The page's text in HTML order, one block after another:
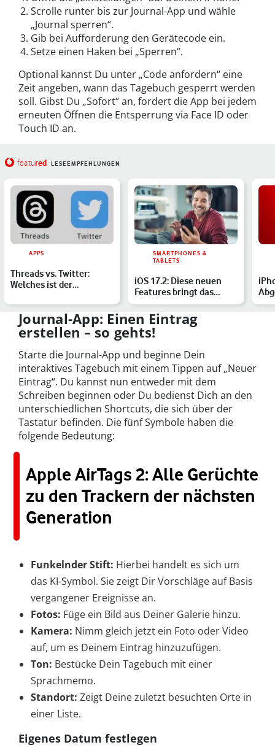
Scrolle runter bis zur Journal-App und wähle
„Journal sperren“.
Gib bei Aufforderung den Gerätecode ein.
Setze einen Haken bei „Sperren“.
Optional kannst Du unter „Code anfordern“ eine
Zeit angeben, wann das Tagebuch gesperrt werden
soll. Gibst Du „Sofort“ an, fordert die App bei jedem
erneuten Öffnen die Entsperrung via Face ID oder
Touch ID an.
featured LESEEMPFEHLUNGEN
APPS
Threads vs. Twitter:
Welches ist der
Kurznachrichte…
SMARTPHONES &
TABLETS
iOS 17.2: Diese neuen
Features bringt das
Apple-Update
mit
Journal-App: Einen Eintrag
erstellen – so gehts!
Starte die Journal-App und beginne Dein
interaktives Tagebuch mit einem Tippen auf „Neuer
Eintrag“. Du kannst nun entweder mit dem
Schreiben beginnen oder Du bedienst Dich an den
unterschiedlichen Shortcuts, die sich über der
Tastatur befinden. Die fünf Symbole haben die
folgende Bedeutung:
Apple AirTags 2: Alle Gerüchte
zu den Trackern der nächsten
Generation
Funkelnder Stift: Hierbei handelt es sich um
das KI-Symbol. Sie zeigt Dir Vorschläge auf Basis
vergangener Ereignisse an.
Fotos: Füge ein Bild aus Deiner Galerie hinzu.
Kamera: Nimm gleich jetzt ein Foto oder Video
auf, um es Deinem Eintrag hinzuzufügen.
Ton: Bestücke Dein Tagebuch mit einer
Sprachmemo.
Standort: Zeigt Deine zuletzt besuchten Orte in
einer Liste.
Eigenes Datum festlegen